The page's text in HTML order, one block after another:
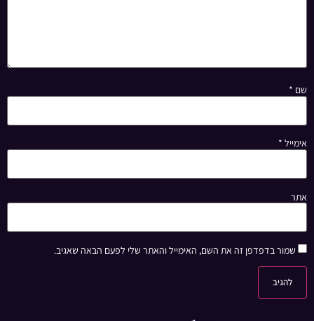
שם *
אימייל *
אתר
שמור בדפדפן זה את השם, האימייל והאתר שלי לפעם הבאה שאגיב.